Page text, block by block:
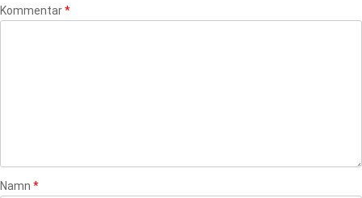
Kommentar*
Namn *